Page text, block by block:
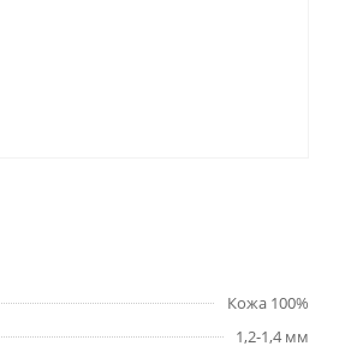
Кожа 100%
1,2-1,4 мм